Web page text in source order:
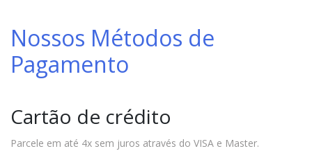
Nossos Métodos de
Pagamento
Cartão de crédito
Parcele em até 4x sem juros através do VISA e Master.